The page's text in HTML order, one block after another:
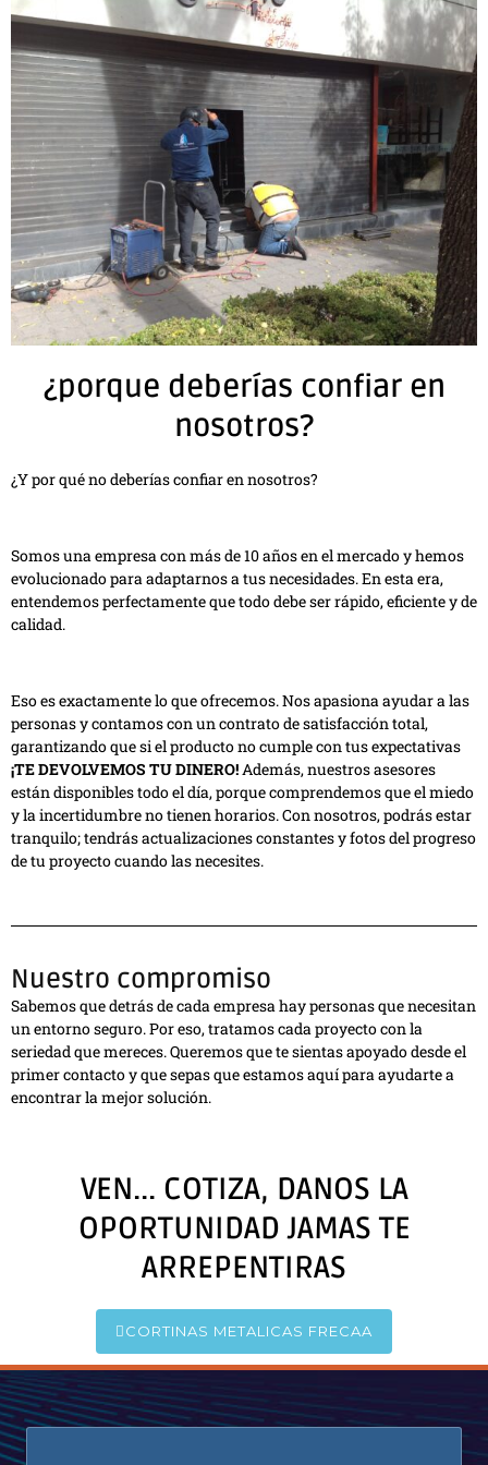
¿porque deberías confiar en
nosotros?
¿Y por qué no deberías confiar en nosotros?
Somos una empresa con más de 10 años en el mercado y hemos
evolucionado para adaptarnos a tus necesidades. En esta era,
entendemos perfectamente que todo debe ser rápido, eficiente y de
calidad.
Eso es exactamente lo que ofrecemos. Nos apasiona ayudar a las
personas y contamos con un contrato de satisfacción total,
garantizando que si el producto no cumple con tus expectativas
¡TE DEVOLVEMOS TU DINERO!Además, nuestros asesores
están disponibles todo el día, porque comprendemos que el miedo
y la incertidumbre no tienen horarios. Con nosotros, podrás estar
tranquilo; tendrás actualizaciones constantes y fotos del progreso
de tu proyecto cuando las necesites.
Nuestro compromiso
Sabemos que detrás de cada empresa hay personas que necesitan
un entorno seguro. Por eso, tratamos cada proyecto con la
seriedad que mereces. Queremos que te sientas apoyado desde el
primer contacto y que sepas que estamos aquí para ayudarte a
encontrar la mejor solución.
VEN... COTIZA, DANOS LA
OPORTUNIDAD JAMAS TE
ARREPENTIRAS
CORTINAS METALICAS FRECAA